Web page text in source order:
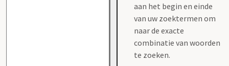
aan het begin en einde
van uw zoektermen om
naar de exacte
combinatie van woorden
te zoeken.